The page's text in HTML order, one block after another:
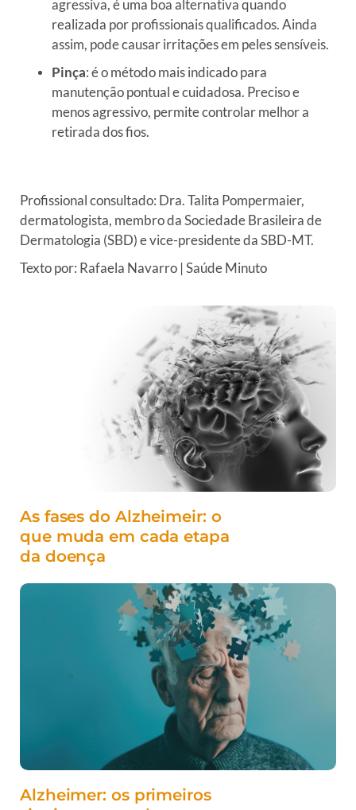
agressiva, é uma boa alternativa quando
realizada por profissionais qualificados. Ainda
assim, pode causar irritações em peles sensíveis.
Pinça: é o método mais indicado para
manutenção pontual e cuidadosa. Preciso e
menos agressivo, permite controlar melhor a
retirada dos fios.
Profissional consultado: Dra. Talita Pompermaier,
dermatologista, membro da Sociedade Brasileira de
Dermatologia (SBD) e vice-presidente da SBD-MT.
Texto por: Rafaela Navarro | Saúde Minuto
As fases do Alzheimeir: o
que muda em cada etapa
da doença
Alzheimer: os primeiros